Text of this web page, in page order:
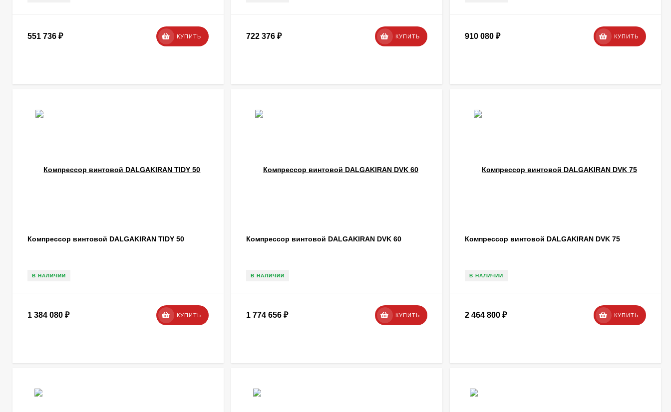
551 736 ₽ КУПИТЬ 722 376 ₽ КУПИТЬ 910 080 ₽ КУПИТЬ
Компрессор винтовой DALGAKIRAN TIDY 50
В НАЛИЧИИ
1 384 080 ₽ КУПИТЬ
Компрессор винтовой DALGAKIRAN DVK 60
В НАЛИЧИИ
1 774 656 ₽ КУПИТЬ
Компрессор винтовой DALGAKIRAN DVK 75
В НАЛИЧИИ
2 464 800 ₽ КУПИТЬ